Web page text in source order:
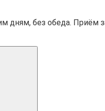
дням, без обеда. Приём